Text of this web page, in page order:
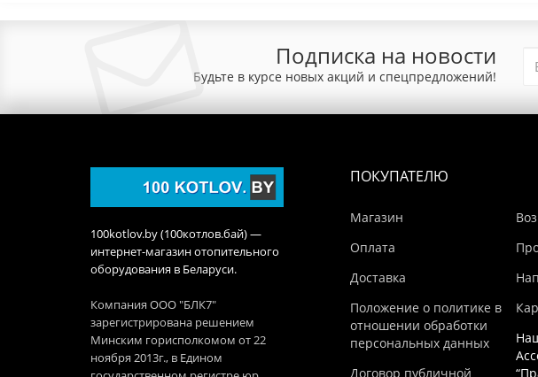
Подписка на новости
Будьте в курсе новых акций и спецпредложений!
100kotlov.by (100котлов.бай) —
интернет-магазин отопительного
оборудования в Беларуси.
Компания ООО "БЛК7"
зарегистрирована решением
Минским горисполкомом от 22
ноября 2013г., в Едином
ПОКУПАТЕЛЮ
Магазин
Оплата
Доставка
Положение о политике в
отношении обработки
персональных данных
Договор публичной